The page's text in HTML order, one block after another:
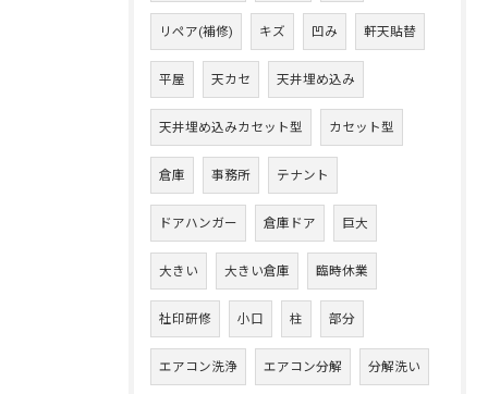
リペア(補修) キズ 凹み 軒天貼替
平屋 天カセ 天井埋め込み
天井埋め込みカセット型 カセット型
倉庫 事務所 テナント
ドアハンガー 倉庫ドア 巨大
大きい 大きい倉庫 臨時休業
社印研修 小口 柱 部分
エアコン洗浄 エアコン分解 分解洗い